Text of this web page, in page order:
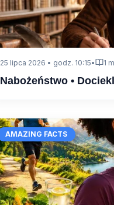
25 lipca 2026 • godz. 10:15• 1
Nabożeństwo •
AMAZING FACTS